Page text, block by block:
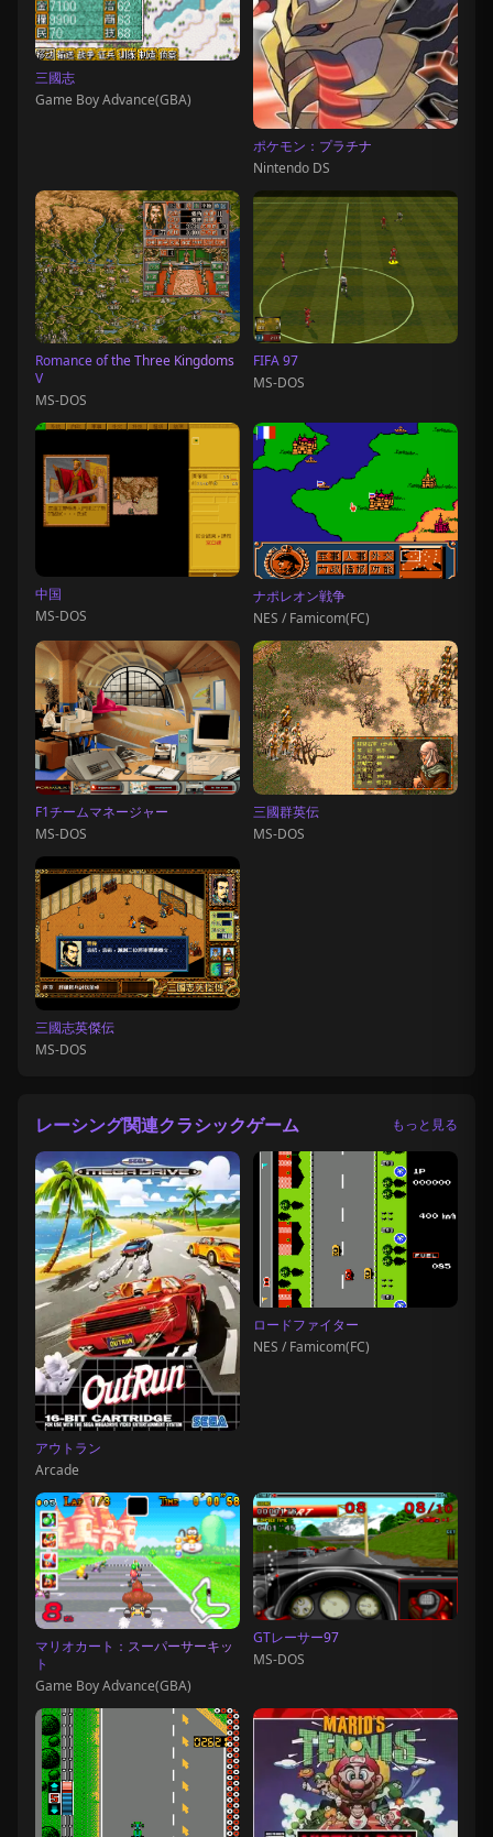
三國志
Game Boy Advance(GBA)
ポケモン：プラチナ
Nintendo DS
Romance of the Three Kingdoms
V
MS-DOS
FIFA 97
MS-DOS
中国
MS-DOS
ナポレオン戦争
NES / Famicom(FC)
F1チームマネージャー
MS-DOS
三國群英伝
MS-DOS
三國志英傑伝
MS-DOS
レーシング関連クラシックゲーム もっと見る
アウトラン
Arcade
ロードファイター
NES / Famicom(FC)
マリオカート：スーパーサーキッ
ト
Game Boy Advance(GBA)
GTレーサー97
MS-DOS